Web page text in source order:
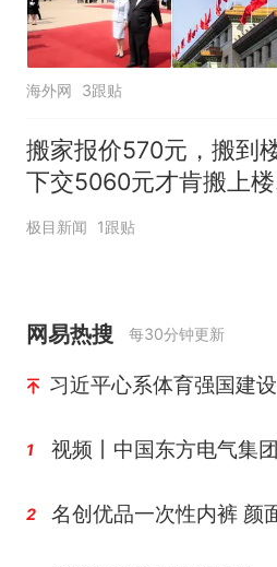
海外网 3跟贴
搬家报价570元，搬到
下交5060元才肯搬上楼
女子傻眼了
极目新闻 1跟贴
网易热搜 每30分钟更新
习近平心系体育强国建设
1
2 名创优品一次性内裤 颜